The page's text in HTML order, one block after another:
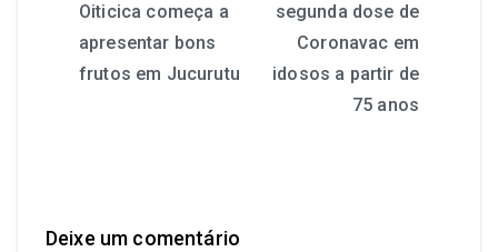
Oiticica começa a
apresentar bons
frutos em Jucurutu
segunda dose de
Coronavac em
idosos a partir de
75 anos
Deixe um comentário